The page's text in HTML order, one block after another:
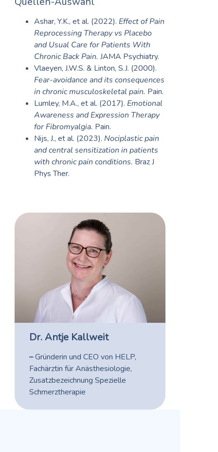
Ashar, Y.K., et al. (2022). Effect of Pain
Reprocessing Therapy vs Placebo
and Usual Care for Patients With
Chronic Back Pain. JAMA Psychiatry.
Vlaeyen, J.W.S. & Linton, S.J. (2000).
Fear-avoidance and its consequences
in chronic musculoskeletal pain. Pain.
Lumley, M.A., et al. (2017). Emotional
Awareness and Expression Therapy
for Fibromyalgia. Pain.
Nijs, J., et al. (2023). Nociplastic pain
and central sensitization in patients
with chronic pain conditions. Braz J
Phys Ther.
Dr. Antje Kallweit
–Gründerin und CEO von HELP,
Fachärztin für Anästhesiologie,
Zusatzbezeichnung Spezielle
Schmerztherapie